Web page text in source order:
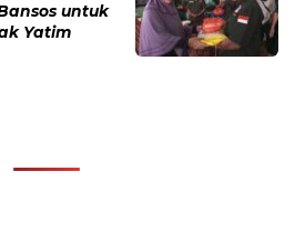
untuk
Yatim